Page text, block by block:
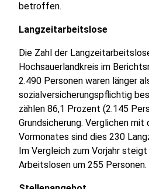
betroffen.
Langzeitarbeitslose
Die Zahl der
Hochsauerlandkreis im
2.490 Personen waren länger
sozialversicherungspflichtig
zählen 86,1 Prozent (2.145
Grundsicherung. Verglichen mit
Vormonates sind dies 230
Im Vergleich zum Vorjahr
Arbeitslosen um 255 Personen.